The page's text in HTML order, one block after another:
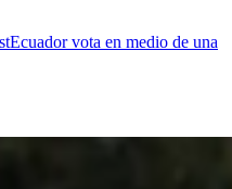
Ecuador vota en medio de una